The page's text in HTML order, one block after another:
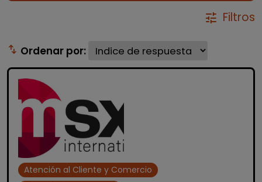
tune Filtros
swap_vert Ordenar por:
Atención al Cliente y Comercio